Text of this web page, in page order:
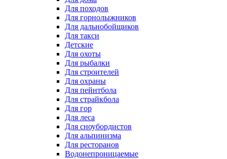
Для походов
Для горнолыжников
Для дальнобойщиков
Для такси
Детские
Для охоты
Для рыбалки
Для строителей
Для охраны
Для пейнтбола
Для страйкбола
Для гор
Для леса
Для сноубордистов
Для альпинизма
Для ресторанов
Водонепроницаемые